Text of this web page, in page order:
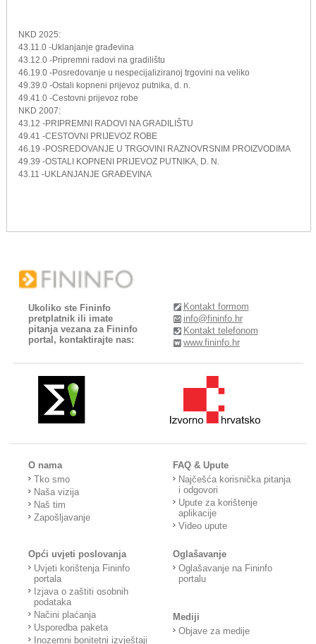
NKD 2025:
43.11.0 -Uklanjanje građevina
43.12.0 -Pripremni radovi na gradilištu
46.19.0 -Posredovanje u nespecijaliziranoj trgovini na veliko
49.39.0 -Ostali kopneni prijevoz putnika, d. n.
49.41.0 -Cestovni prijevoz robe
NKD 2007:
43.12 -PRIPREMNI RADOVI NA GRADILIŠTU
49.41 -CESTOVNI PRIJEVOZ ROBE
46.19 -POSREDOVANJE U TRGOVINI RAZNOVRSNIM PROIZVODIMA
49.39 -OSTALI KOPNENI PRIJEVOZ PUTNIKA, D. N.
43.11 -UKLANJANJE GRAĐEVINA
Ukoliko ste Fininfo
pretplatnik ili imate
pitanja vezana za Fininfo
portal, kontaktirajte nas:
Kontakt formom
info@fininfo.hr
Kontakt telefonom
www.fininfo.hr
O nama
Tko smo
Naša vizija
Naš tim
Zapošljavanje
FAQ & Upute
Najčešća korisnička pitanja
i odgovori
Upute za korištenje
aplikacije
Video upute
Opći uvjeti poslovanja
Uvjeti korištenja Fininfo
portala
Izjava o zaštiti osobnih
podataka
Načini plaćanja
Usporedba paketa
Inozemni bonitetni izvještaji
Oglašavanje
Oglašavanje na Fininfo
portalu
Mediji
Objave za medije